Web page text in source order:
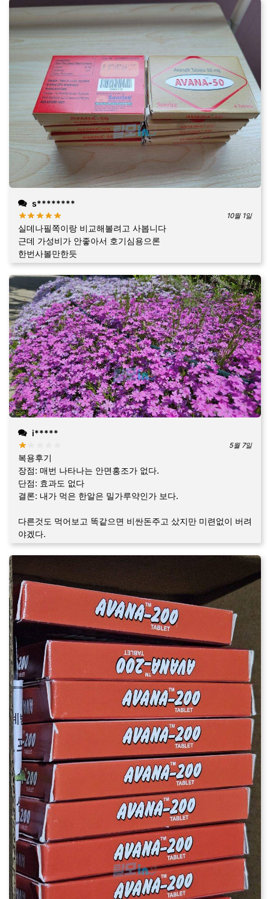
s********
10월 1일
실데나필쪽이랑 비교해볼려고 사봅니다
근데 가성비가 안좋아서 호기심용으론
한번사볼만한듯
i*****
5월 7일
복용후기
장점: 매번 나타나는 안면홍조가 없다.
단점: 효과도 없다
결론: 내가 먹은 한알은 밀가루약인가 보다.
다른것도 먹어보고 똑같으면 비싼돈주고 샀지만 미련없이 버려
야겠다.